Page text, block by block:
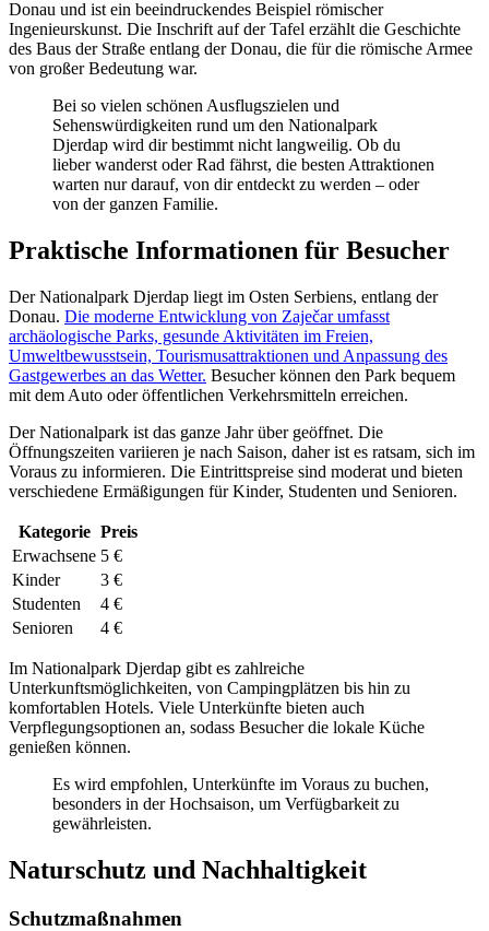
Donau und ist ein beeindruckendes Beispiel römischer
Ingenieurskunst. Die Inschrift auf der Tafel erzählt die Geschichte
des Baus der Straße entlang der Donau, die für die römische Armee
von großer Bedeutung war.
Bei so vielen schönen Ausflugszielen und
Sehenswürdigkeiten rund um den Nationalpark
Djerdap wird dir bestimmt nicht langweilig. Ob du
lieber wanderst oder Rad fährst, die besten Attraktionen
warten nur darauf, von dir entdeckt zu werden – oder
von der ganzen Familie.
Praktische Informationen für Besucher
Der Nationalpark Djerdap liegt im Osten Serbiens, entlang der
Donau. Die moderne Entwicklung von Zaječar umfasst
archäologische Parks, gesunde Aktivitäten im Freien,
Umweltbewusstsein, Tourismusattraktionen und Anpassung des
Gastgewerbes an das Wetter. Besucher können den Park bequem
mit dem Auto oder öffentlichen Verkehrsmitteln erreichen.
Der Nationalpark ist das ganze Jahr über geöffnet. Die
Öffnungszeiten variieren je nach Saison, daher ist es ratsam, sich im
Voraus zu informieren. Die Eintrittspreise sind moderat und bieten
verschiedene Ermäßigungen für Kinder, Studenten und Senioren.
Kategorie Preis
Erwachsene 5 €
Kinder
3 €
Studenten
4 €
Senioren
4 €
Im Nationalpark Djerdap gibt es zahlreiche
Unterkunftsmöglichkeiten, von Campingplätzen bis hin zu
komfortablen Hotels. Viele Unterkünfte bieten auch
Verpflegungsoptionen an, sodass Besucher die lokale Küche
genießen können.
Es wird empfohlen, Unterkünfte im Voraus zu buchen,
besonders in der Hochsaison, um Verfügbarkeit zu
gewährleisten.
Naturschutz und Nachhaltigkeit
Schutzmaßnahmen